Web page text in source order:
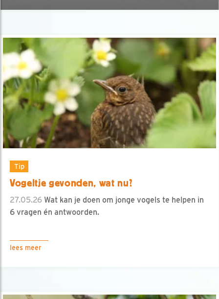
Tip
Vogeltje gevonden, wat nu?
27.05.26 Wat kan je doen om jonge vogels te helpen in
6 vragen én antwoorden.
lees meer